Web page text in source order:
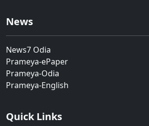
News
News7 Odia
Prameya-ePaper
Prameya-Odia
Prameya-English
Quick Links